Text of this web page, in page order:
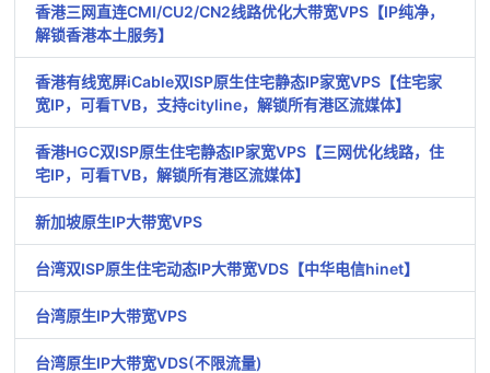
香港三网直连CMI/CU2/CN2线路优化大带宽VPS【IP纯净，
解锁香港本土服务】
香港有线宽屏iCable双ISP原生住宅静态IP家宽VPS【住宅家
宽IP，可看TVB，支持cityline，解锁所有港区流媒体】
香港HGC双ISP原生住宅静态IP家宽VPS【三网优化线路，住
宅IP，可看TVB，解锁所有港区流媒体】
新加坡原生IP大带宽VPS
台湾双ISP原生住宅动态IP大带宽VDS【中华电信hinet】
台湾原生IP大带宽VPS
台湾原生IP大带宽VDS(不限流量)